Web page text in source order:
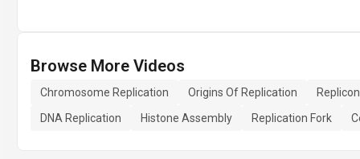
Browse More Videos
Chromosome Replication Origins Of Replication
Replicon
DNA Replication
Histone Assembly Replication Fork